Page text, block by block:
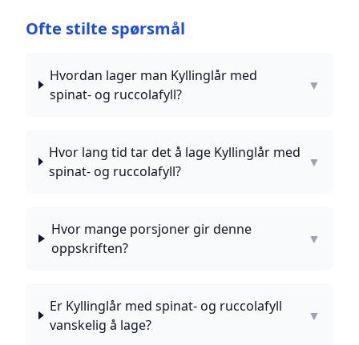
Ofte stilte spørsmål
Hvordan lager man Kyllinglår med
spinat- og ruccolafyll?
▼
Hvor lang tid tar det å lage Kyllinglår med
spinat- og ruccolafyll?
▼
Hvor mange porsjoner gir denne
oppskriften?
▼
Er Kyllinglår med spinat- og ruccolafyll
vanskelig å lage?
▼